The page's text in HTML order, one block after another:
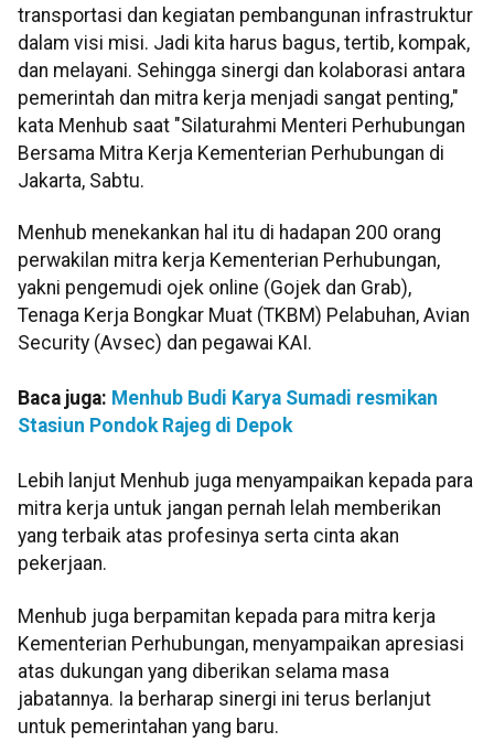
transportasi dan kegiatan pembangunan infrastruktur
dalam visi misi. Jadi kita harus bagus, tertib, kompak,
dan melayani. Sehingga sinergi dan kolaborasi antara
pemerintah dan mitra kerja menjadi sangat penting,"
kata Menhub saat "Silaturahmi Menteri Perhubungan
Bersama Mitra Kerja Kementerian Perhubungan di
Jakarta, Sabtu.
Menhub menekankan hal itu di hadapan 200 orang
perwakilan mitra kerja Kementerian Perhubungan,
yakni pengemudi ojek online (Gojek dan Grab),
Tenaga Kerja Bongkar Muat (TKBM) Pelabuhan, Avian
Security (Avsec) dan pegawai KAI.
Baca juga: Menhub Budi Karya Sumadi resmikan
Stasiun Pondok Rajeg di Depok
Lebih lanjut Menhub juga menyampaikan kepada para
mitra kerja untuk jangan pernah lelah memberikan
yang terbaik atas profesinya serta cinta akan
pekerjaan.
Menhub juga berpamitan kepada para mitra kerja
Kementerian Perhubungan, menyampaikan apresiasi
atas dukungan yang diberikan selama masa
jabatannya. Ia berharap sinergi ini terus berlanjut
untuk pemerintahan yang baru.